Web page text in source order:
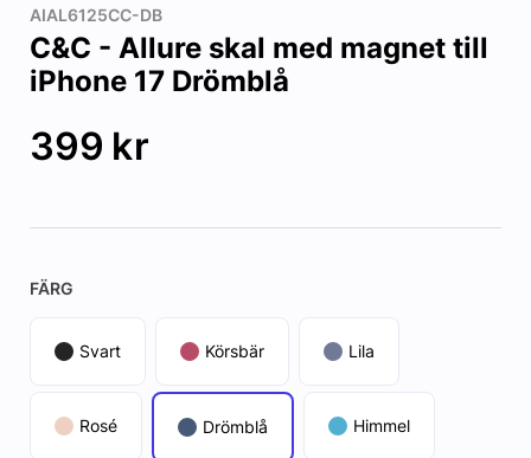
AIAL6125CC-DB
C&C - Allure skal med magnet till
iPhone 17 Drömblå
399 kr
FÄRG
Svart Körsbär Lila
Rosé Drömblå Himmel